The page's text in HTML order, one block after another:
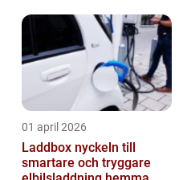
01 april 2026
Laddbox nyckeln till
smartare och tryggare